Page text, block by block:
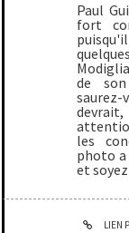
Paul
fort
de
les
photo a
et
LIEN